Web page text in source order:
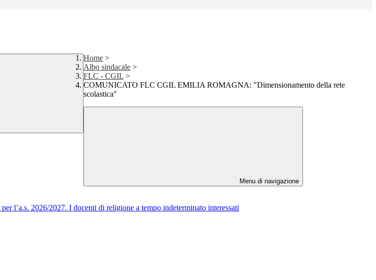
Home >
Albo sindacale >
FLC - CGIL >
COMUNICATO FLC CGIL EMILIA ROMAGNA: "Dimensionamento della rete
scolastica"
Menu di navigazione
l’a.s. 2026/2027. I docenti di religione a tempo indeterminato interessati